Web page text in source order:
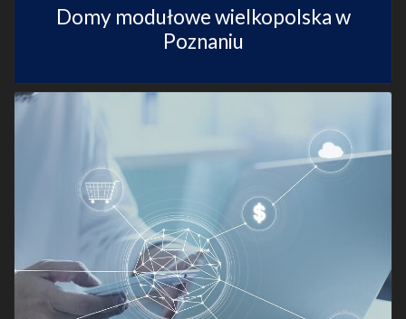
Domy modułowe wielkopolska w
Poznaniu